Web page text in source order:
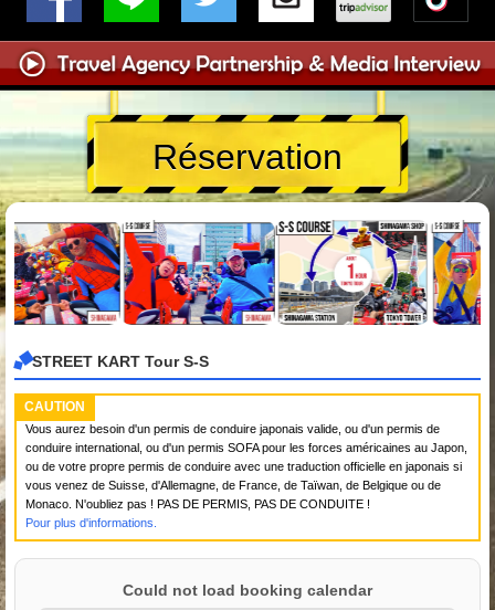
Réservation
STREET KART Tour S-S
CAUTION
Vous aurez besoin d'un permis de conduire japonais valide, ou d'un permis de
conduire international, ou d'un permis SOFA pour les forces américaines au Japon,
ou de votre propre permis de conduire avec une traduction officielle en japonais si
vous venez de Suisse, d'Allemagne, de France, de Taïwan, de Belgique ou de
Monaco. N'oubliez pas ! PAS DE PERMIS, PAS DE CONDUITE !
Pour plus d'informations.
Could not load booking calendar